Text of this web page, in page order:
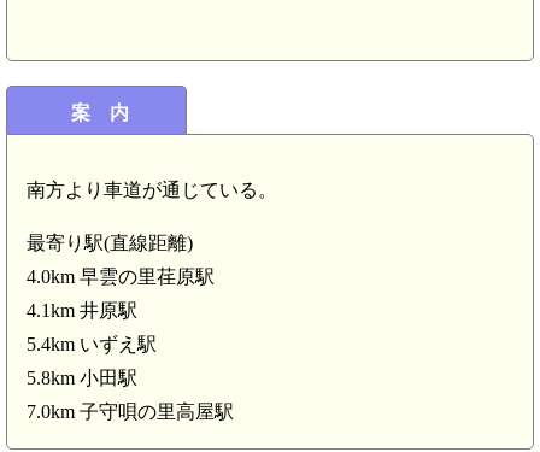
案 内
南方より車道が通じている。
最寄り駅(直線距離)
4.0km 早雲の里荏原駅
4.1km 井原駅
5.4km いずえ駅
5.8km 小田駅
7.0km 子守唄の里高屋駅